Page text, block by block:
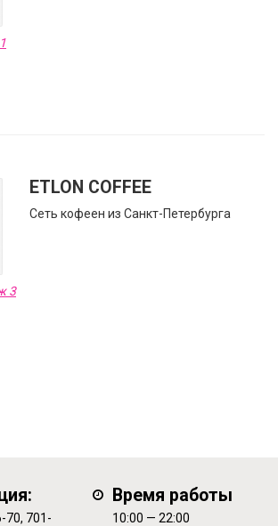
ETLON COFFEE
Сеть кофеен из Санкт-Петербурга
3
70, 701-
Время работы
10:00 — 22:00